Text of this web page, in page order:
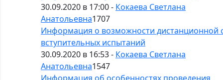
30.09.2020 в 17:00 - Кокаева Светлана
Анатольевна1707
Информация о возможности дистанционной
вступительных испытаний
30.09.2020 в 16:53 - Кокаева Светлана
Анатольевна1547